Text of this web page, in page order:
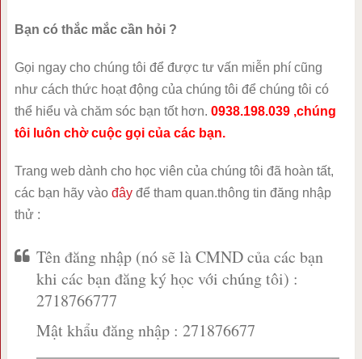
Bạn có thắc mắc cần hỏi ?
Gọi ngay cho chúng tôi để được tư vấn miễn phí cũng
như cách thức hoạt động của chúng tôi để chúng tôi có
thể hiểu và chăm sóc bạn tốt hơn. 0938.198.039 ,chúng
tôi luôn chờ cuộc gọi của các bạn.
Trang web dành cho học viên của chúng tôi đã hoàn tất,
các bạn hãy vào đâyđể tham quan.thông tin đăng nhập
thử :
Tên đăng nhập (nó sẽ là CMND của các bạn
khi các bạn đăng ký học với chúng tôi) :
2718766777
Mật khẩu đăng nhập : 271876677